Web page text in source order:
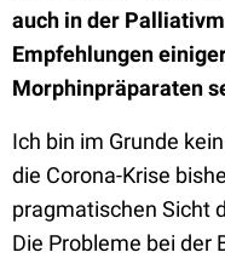
auch in der
Empfehlungen
Morphinpräparaten
Ich bin im Grunde
die Corona-Krise
pragmatischen Sicht
Die Probleme bei der